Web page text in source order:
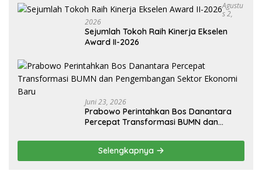
Agustu
S 2,
2026
Sejumlah Tokoh Raih Kinerja Ekselen
Award II-2026
Juni 23, 2026
Prabowo Perintahkan Bos Danantara
Percepat Transformasi BUMN dan
Selengkapnya